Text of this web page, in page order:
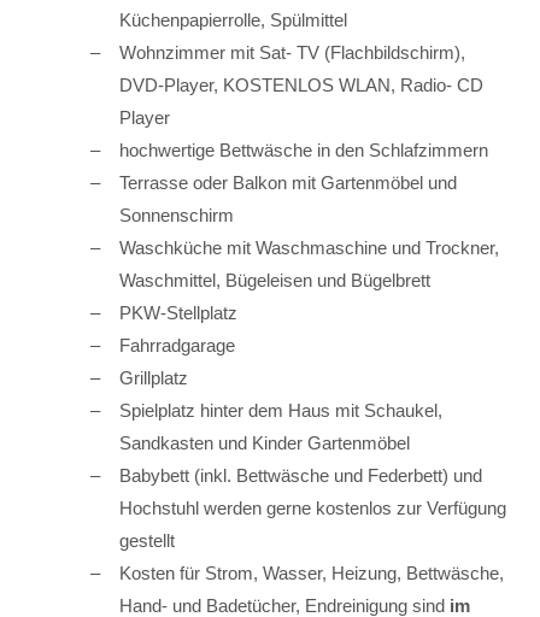
Küchenpapierrolle, Spülmittel
Wohnzimmer mit Sat- TV (Flachbildschirm),
DVD-Player, KOSTENLOS WLAN, Radio- CD
Player
hochwertige Bettwäsche in den Schlafzimmern
Terrasse oder Balkon mit Gartenmöbel und
Sonnenschirm
Waschküche mit Waschmaschine und Trockner,
Waschmittel, Bügeleisen und Bügelbrett
PKW-Stellplatz
Fahrradgarage
Grillplatz
Spielplatz hinter dem Haus mit Schaukel,
Sandkasten und Kinder Gartenmöbel
Babybett (inkl. Bettwäsche und Federbett) und
Hochstuhl werden gerne kostenlos zur Verfügung
gestellt
Kosten für Strom, Wasser, Heizung, Bettwäsche,
Hand- und Badetücher, Endreinigung sind im